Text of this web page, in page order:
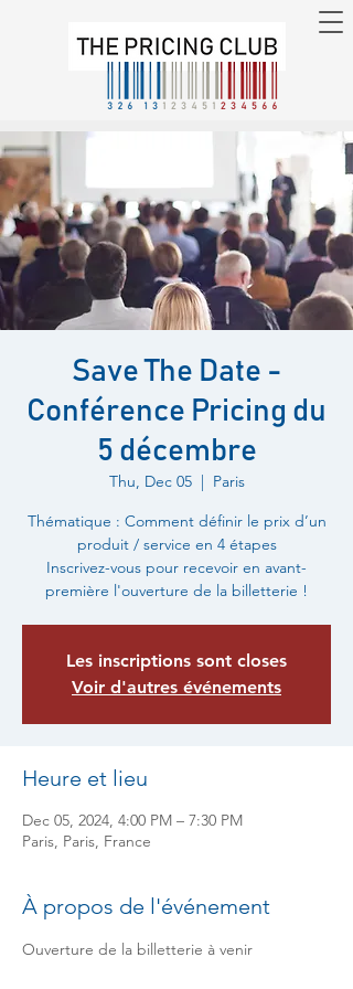
Save The Date -
Conférence Pricing du
5 décembre
Thu, Dec 05
  |
Paris
Thématique : Comment définir le prix d’un
produit / service en 4 étapes
Inscrivez-vous pour recevoir en avant-
première l'ouverture de la billetterie !
Les inscriptions sont closes
Voir d'autres événements
Heure et lieu
Dec 05, 2024, 4:00 PM – 7:30 PM
Paris, Paris, France
À propos de l'événement
Ouverture de la billetterie à venir